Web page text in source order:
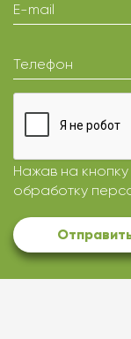
E-mail
Телефон
Нажав на кнопку
обработку